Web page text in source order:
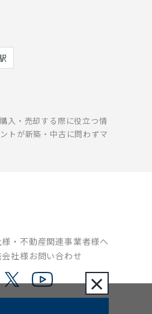
×
入・売却する際に役立つ情
トが新築・中古に問わずマ
・不動産関連事業者様へ
社様お問い合わせ